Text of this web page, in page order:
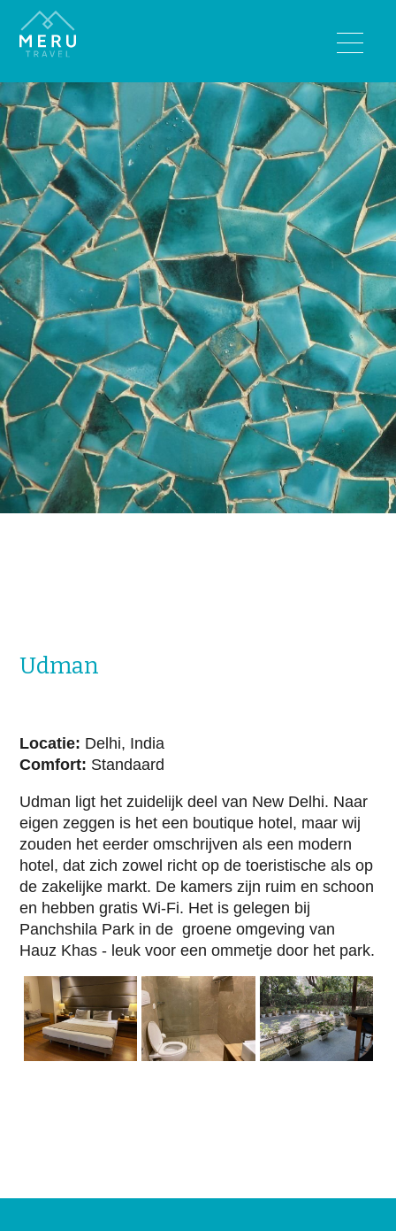
BESTEMMINGEN
Bhutan
India
Nepal
Sri Lanka
Tibet
REISTYPES
Wandelreizen
Rondreizen
Luxe reizen
Familiereizen
Natuurreizen
Groepsreizen
Actieve reizen
Fietsreizen
Festivalreizen
Fotografiereizen
Duurzaamheid
Incentive Reizen
Reisvoorwaarden
Contact
Udman
Locatie: Delhi, India
Comfort: Standaard
Udman ligt het zuidelijk deel van New Delhi. Naar
eigen zeggen is het een boutique hotel, maar wij
zouden het eerder omschrijven als een modern
hotel, dat zich zowel richt op de toeristische als op
de zakelijke markt. De kamers zijn ruim en schoon
en hebben gratis Wi-Fi. Het is gelegen bij
Panchshila Park in de groene omgeving van
Hauz Khas - leuk voor een ommetje door het park.